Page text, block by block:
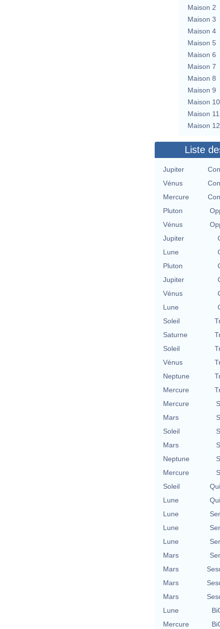
Maison 2
Maison 3
Maison 4
Maison 5
Maison 6
Maison 7
Maison 8
Maison 9
Maison 10
Maison 11
Maison 12
Liste
Jupiter
Vénus
Mercure
Pluton
Vénus
Jupiter
Lune
Pluton
Jupiter
Vénus
Lune
Soleil
Saturne
Soleil
Vénus
Neptune
Mercure
Mercure
Mars
Soleil
Mars
Neptune
Mercure
Soleil
Lune
Lune
Lune
Lune
Mars
Mars
Mars
Mars
Lune
Mercure